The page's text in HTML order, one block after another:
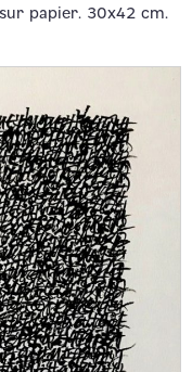
papier. 30x42 cm.